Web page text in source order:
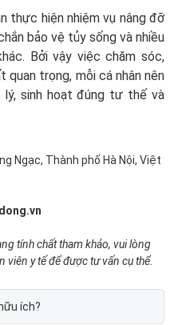
thực hiện nhiệm vụ nâng đỡ
bảo vệ tủy sống và nhiều
Bởi vậy việc chăm sóc,
quan trọng, mỗi cá nhân nên
sinh hoạt đúng tư thế và
Ngạc, Thành phố Hà Nội, Việt
tính chất tham khảo, vui lòng
viên y tế để được tư vấn cụ thể.
ích?